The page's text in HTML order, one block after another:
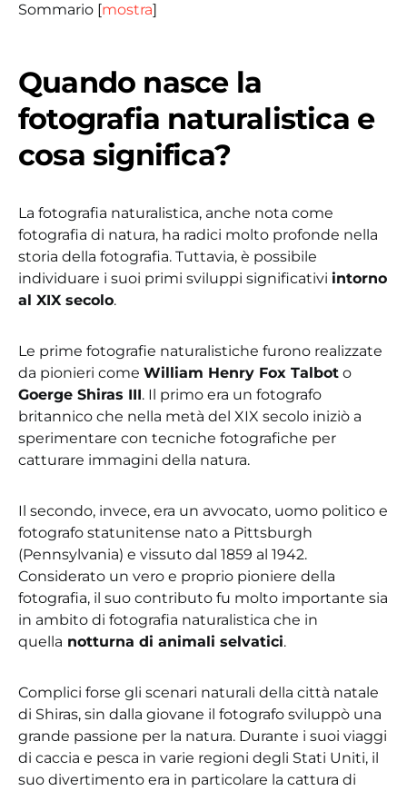
Sommario [mostra]
Quando nasce la
fotografia naturalistica e
cosa significa?
La fotografia naturalistica, anche nota come
fotografia di natura, ha radici molto profonde nella
storia della fotografia. Tuttavia, è possibile
individuare i suoi primi sviluppi significativi intorno
al XIX secolo.
Le prime fotografie naturalistiche furono realizzate
da pionieri come William Henry Fox Talbot o
Goerge Shiras III. Il primo era un fotografo
britannico che nella metà del XIX secolo iniziò a
sperimentare con tecniche fotografiche per
catturare immagini della natura.
Il secondo, invece, era un avvocato, uomo politico e
fotografo statunitense nato a Pittsburgh
(Pennsylvania) e vissuto dal 1859 al 1942.
Considerato un vero e proprio pioniere della
fotografia, il suo contributo fu molto importante sia
in ambito di fotografia naturalistica che in
quella notturna di animali selvatici.
Complici forse gli scenari naturali della città natale
di Shiras, sin dalla giovane il fotografo sviluppò una
grande passione per la natura. Durante i suoi viaggi
di caccia e pesca in varie regioni degli Stati Uniti, il
suo divertimento era in particolare la cattura di